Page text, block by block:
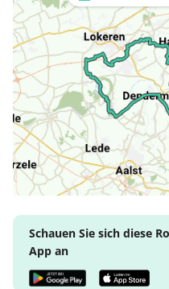
Schauen Sie sich diese
App an